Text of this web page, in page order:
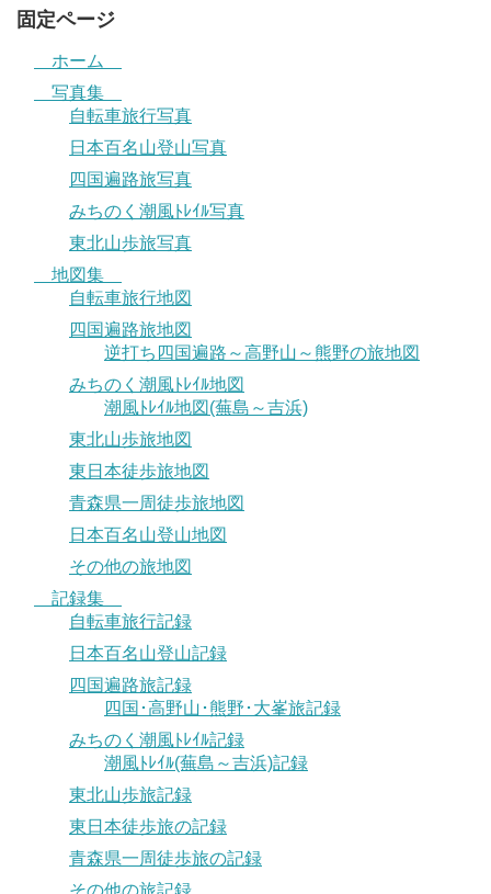
固定ページ
ホーム
写真集
自転車旅行写真
日本百名山登山写真
四国遍路旅写真
みちのく潮風ﾄﾚｲﾙ写真
東北山歩旅写真
地図集
自転車旅行地図
四国遍路旅地図
逆打ち四国遍路～高野山～熊野の旅地図
みちのく潮風ﾄﾚｲﾙ地図
潮風ﾄﾚｲﾙ地図(蕪島～吉浜)
東北山歩旅地図
東日本徒歩旅地図
青森県一周徒歩旅地図
日本百名山登山地図
その他の旅地図
記録集
自転車旅行記録
日本百名山登山記録
四国遍路旅記録
四国･高野山･熊野･大峯旅記録
みちのく潮風ﾄﾚｲﾙ記録
潮風ﾄﾚｲﾙ(蕪島～吉浜)記録
東北山歩旅記録
東日本徒歩旅の記録
青森県一周徒歩旅の記録
その他の旅記録